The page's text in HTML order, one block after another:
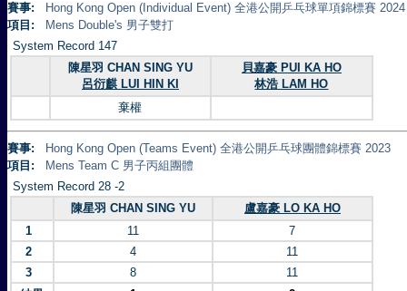
賽事:
Hong Kong Open (Individual Event) 全港公開乒乓球單項錦標賽 2024
項目:
Mens Double's 男子雙打
System Record 147
陳星羽 CHAN SING YU
呂衍麒 LUI HIN KI
貝嘉豪 PUI KA HO
林浩 LAM HO
棄權
賽事:
Hong Kong Open (Teams Event) 全港公開乒乓球團體錦標賽 2023
項目:
Mens Team C 男子丙組團體
System Record 28 -2
陳星羽 CHAN SING YU
盧嘉豪 LO KA HO
1
11
7
2
4
11
3
8
11